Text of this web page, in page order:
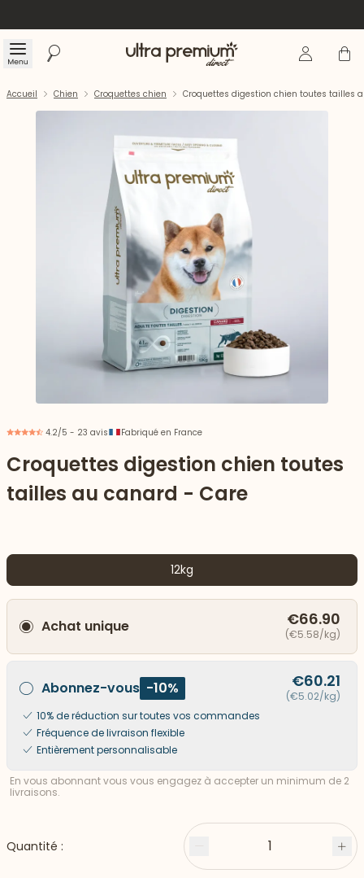
Menu Rechercher Accueil Se Panier
vers le bas
Accueil Chien Croquettes chien Croquettes digestion chien toutes tailles
4.2/5 - 23 avis Fabriqué en France
Croquettes digestion chien toutes
tailles au canard - Care
12kg
Achat unique €66.90
(€5.58/kg)
Abonnez-vous -10% €60.21
(€5.02/kg)
10% de réduction sur toutes vos commandes
Fréquence de livraison flexible
Entièrement personnalisable
En vous abonnant vous vous engagez à accepter un minimum de 2
livraisons.
Quantité : Moins 1